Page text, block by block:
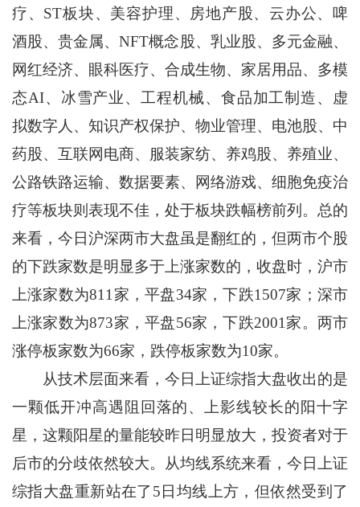
疗、ST板块、美容护理、房地产股、云办公、啤
酒股、贵金属、NFT概念股、乳业股、多元金融、
网红经济、眼科医疗、合成生物、家居用品、多模
态AI、冰雪产业、工程机械、食品加工制造、虚
拟数字人、知识产权保护、物业管理、电池股、中
药股、互联网电商、服装家纺、养鸡股、养殖业、
公路铁路运输、数据要素、网络游戏、细胞免疫治
疗等板块则表现不佳，处于板块跌幅榜前列。总的
来看，今日沪深两市大盘虽是翻红的，但两市个股
的下跌家数是明显多于上涨家数的，收盘时，沪市
上涨家数为811家，平盘34家，下跌1507家；深市
上涨家数为873家，平盘56家，下跌2001家。两市
涨停板家数为66家，跌停板家数为10家。
从技术层面来看，今日上证综指大盘收出的是
一颗低开冲高遇阻回落的、上影线较长的阳十字
星，这颗阳星的量能较昨日明显放大，投资者对于
后市的分歧依然较大。从均线系统来看，今日上证
综指大盘重新站在了5日均线上方，但依然受到了